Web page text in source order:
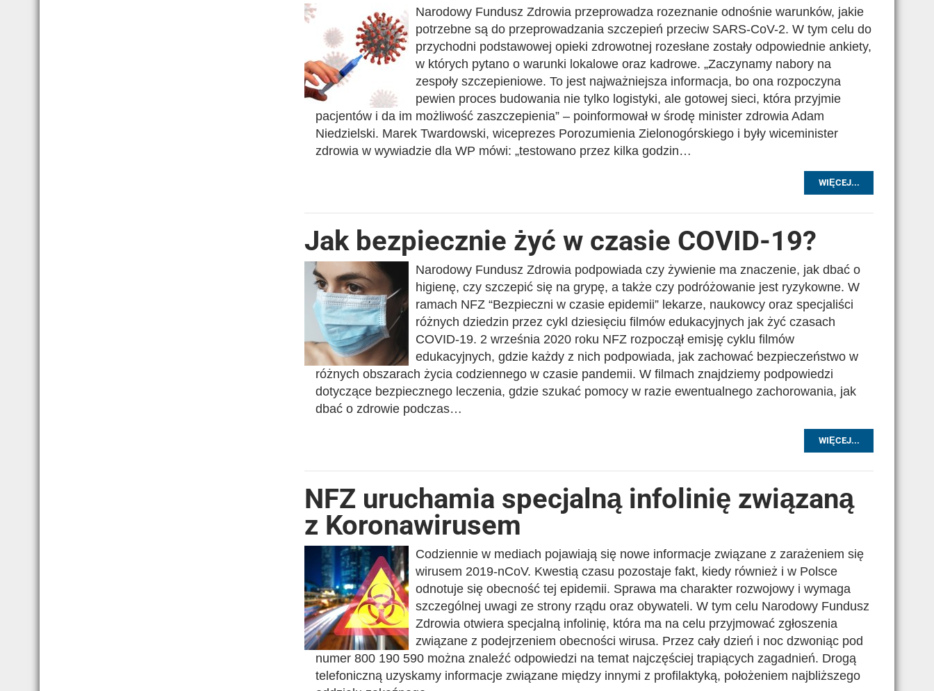
Narodowy Fundusz Zdrowia przeprowadza rozeznanie odnośnie warunków, jakie
potrzebne są do przeprowadzania szczepień przeciw SARS-CoV-2. W tym celu do
przychodni podstawowej opieki zdrowotnej rozesłane zostały odpowiednie ankiety,
w których pytano o warunki lokalowe oraz kadrowe. „Zaczynamy nabory na
zespoły szczepieniowe. To jest najważniejsza informacja, bo ona rozpoczyna
pewien proces budowania nie tylko logistyki, ale gotowej sieci, która przyjmie
pacjentów i da im możliwość zaszczepienia” – poinformował w środę minister zdrowia Adam
Niedzielski. Marek Twardowski, wiceprezes Porozumienia Zielonogórskiego i były wiceminister
zdrowia w wywiadzie dla WP mówi: „testowano przez kilka godzin…
WIĘCEJ...
Jak bezpiecznie żyć w czasie COVID-19?
Narodowy Fundusz Zdrowia podpowiada czy żywienie ma znaczenie, jak dbać o
higienę, czy szczepić się na grypę, a także czy podróżowanie jest ryzykowne. W
ramach NFZ “Bezpieczni w czasie epidemii” lekarze, naukowcy oraz specjaliści
różnych dziedzin przez cykl dziesięciu filmów edukacyjnych jak żyć czasach
COVID-19. 2 września 2020 roku NFZ rozpoczął emisję cyklu filmów
edukacyjnych, gdzie każdy z nich podpowiada, jak zachować bezpieczeństwo w
różnych obszarach życia codziennego w czasie pandemii. W filmach znajdziemy podpowiedzi
dotyczące bezpiecznego leczenia, gdzie szukać pomocy w razie ewentualnego zachorowania, jak
dbać o zdrowie podczas…
WIĘCEJ...
NFZ uruchamia specjalną infolinię związaną
z Koronawirusem
Codziennie w mediach pojawiają się nowe informacje związane z zarażeniem się
wirusem 2019-nCoV. Kwestią czasu pozostaje fakt, kiedy również i w Polsce
odnotuje się obecność tej epidemii. Sprawa ma charakter rozwojowy i wymaga
szczególnej uwagi ze strony rządu oraz obywateli. W tym celu Narodowy Fundusz
Zdrowia otwiera specjalną infolinię, która ma na celu przyjmować zgłoszenia
związane z podejrzeniem obecności wirusa. Przez cały dzień i noc dzwoniąc pod
numer 800 190 590 można znaleźć odpowiedzi na temat najczęściej trapiących zagadnień. Drogą
telefoniczną uzyskamy informacje związane między innymi z profilaktyką, położeniem najbliższego